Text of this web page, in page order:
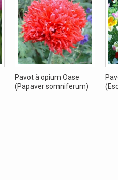
Pavot à opium Oase
(Papaver somniferum)